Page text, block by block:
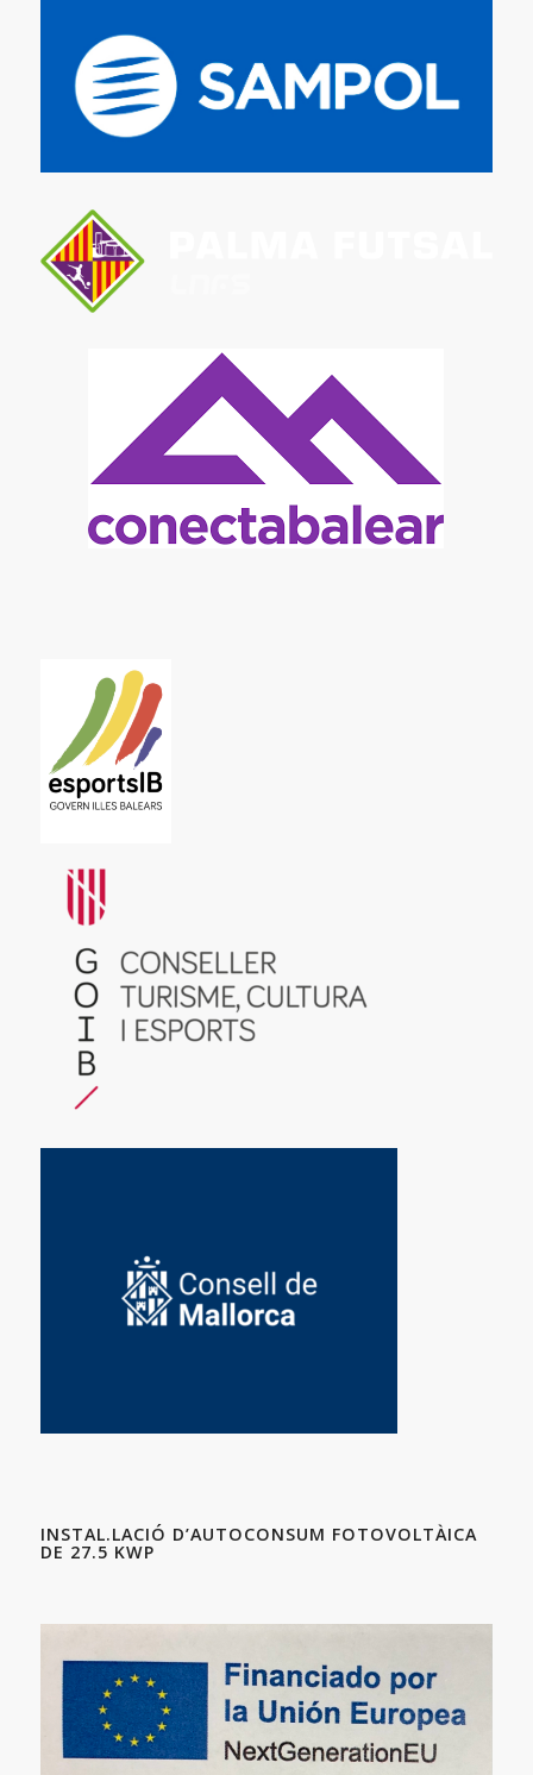
INSTAL.LACIÓ D’AUTOCONSUM FOTOVOLTÀICA
DE 27.5 KWP